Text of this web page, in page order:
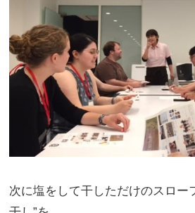
次に塩をして干しただけのスロー